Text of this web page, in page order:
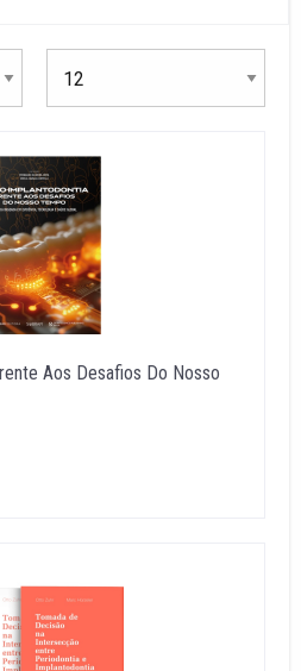
Aos Desafios Do Nosso